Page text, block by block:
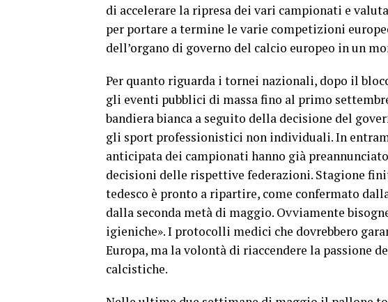
di accelerare la ripresa dei vari campionati e
per portare a termine le varie competizioni
dell’organo di governo del calcio europeo in un
Per quanto riguarda i tornei nazionali, dopo il
gli eventi pubblici di massa fino al primo
bandiera bianca a seguito della decisione del
gli sport professionistici non individuali. In
anticipata dei campionati hanno già
decisioni delle rispettive federazioni. Stagione
tedesco è pronto a ripartire, come confermato
dalla seconda metà di maggio. Ovviamente
igieniche». I protocolli medici che dovrebbero
Europa, ma la volontà di riaccendere la passione
calcistiche.